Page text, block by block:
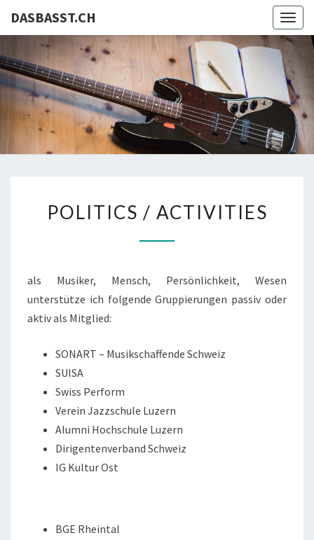
DASBASST.CH
Christof
Schlegel
/
POLITICS / ACTIVITIES
als Musiker, Mensch, Persönlichkeit, Wesen
unterstütze ich folgende Gruppierungen passiv oder
aktiv als Mitglied:
SONART – Musikschaffende Schweiz
SUISA
Swiss Perform
Verein Jazzschule Luzern
Alumni Hochschule Luzern
Dirigentenverband Schweiz
IG Kultur Ost
BGE Rheintal